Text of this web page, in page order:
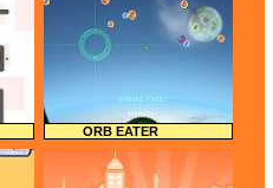
ORB EATER